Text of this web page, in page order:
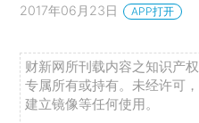
2017年06月23日 APP打开
财新网所刊载内容之知识产
专属所有或持有。未经许可
建立镜像等任何使用。